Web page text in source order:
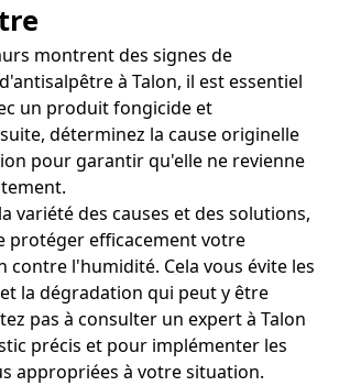
montrent des signes de
à Talon, il est essentiel
un produit fongicide et
déterminez la cause originelle
pour garantir qu'elle ne revienne
variété des causes et des solutions,
protéger efficacement votre
contre l'humidité. Cela vous évite les
la dégradation qui peut y être
pas à consulter un expert à Talon
précis et pour implémenter les
appropriées à votre situation.